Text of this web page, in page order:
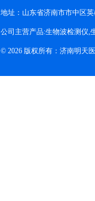
地址：山东省济南市市中区
公司主营产品:生物波检测仪,
© 2026 版权所有：济南明天